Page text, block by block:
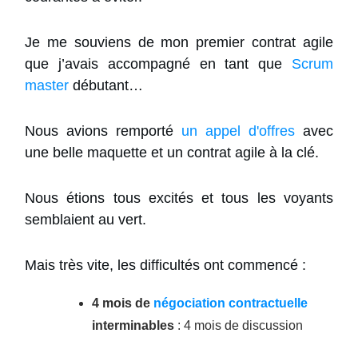
Je me souviens de mon premier contrat agile
que j’avais accompagné en tant que Scrum
master débutant…
Nous avions remporté un appel d'offres avec
une belle maquette et un contrat agile à la clé.
Nous étions tous excités et tous les voyants
semblaient au vert.
Mais très vite, les difficultés ont commencé :
4 mois de négociation contractuelle
interminables : 4 mois de discussion